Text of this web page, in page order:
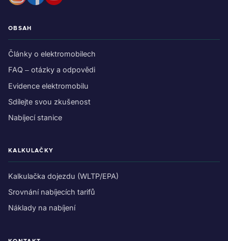
OBSAH
Články o elektromobilech
FAQ – otázky a odpovědi
Evidence elektromobilu
Sdílejte svou zkušenost
Nabíjecí stanice
KALKULAČKY
Kalkulačka dojezdu (WLTP/EPA)
Srovnání nabíjecích tarifů
Náklady na nabíjení